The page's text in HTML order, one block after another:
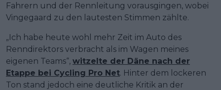
Fahrern und der Rennleitung vorausgingen, wobei
Vingegaard zu den lautesten Stimmen zählte.
„Ich habe heute wohl mehr Zeit im Auto des
Renndirektors verbracht als im Wagen meines
eigenen Teams“, witzelte der Däne nach der
Etappe bei Cycling Pro Net. Hinter dem lockeren
Ton stand jedoch eine deutliche Kritik an der